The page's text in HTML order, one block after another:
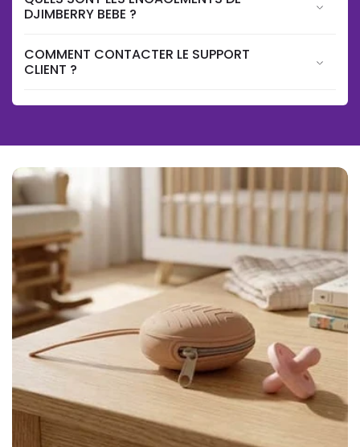
DJIMBERRY BEBE ?
COMMENT CONTACTER LE SUPPORT
CLIENT ?